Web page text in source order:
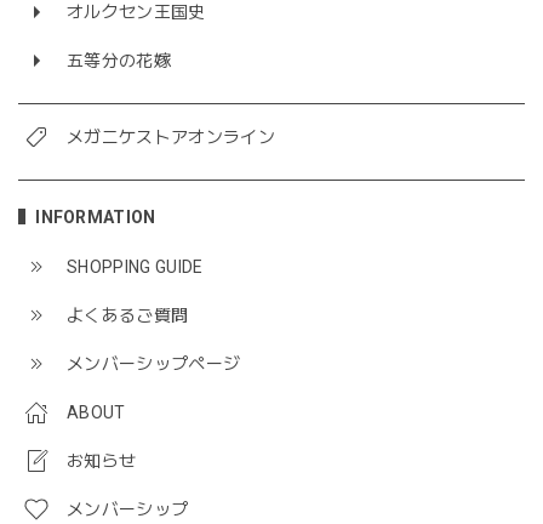
オルクセン王国史
五等分の花嫁
メガニケストアオンライン
INFORMATION
SHOPPING GUIDE
よくあるご質問
メンバーシップページ
ABOUT
お知らせ
メンバーシップ